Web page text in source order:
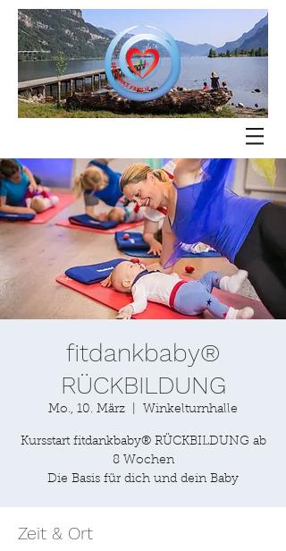
fitdankbaby®
RÜCKBILDUNG
Mo., 10. März Winkelturnhalle
Kursstart fitdankbaby® RÜCKBILDUNG ab
8 Wochen
Zeit & Ort